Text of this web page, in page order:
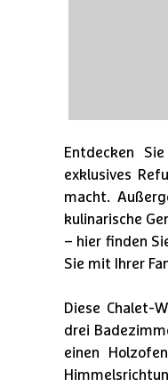
Entdecken
exklusives
macht.
kulinarische
– hier finden
Sie mit Ihrer
Diese Chalet-
drei
einen